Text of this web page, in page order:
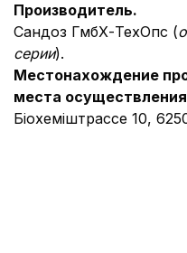
Производитель.
Сандоз ГмбХ-ТехОпс (
серии).
Местонахождение
места
Біохеміштрассе 10,